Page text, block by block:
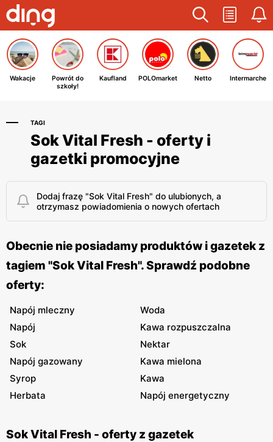
Wakacje
Powrót do
szkoły!
Kaufland POLOmarket Netto Intermarche
TAGI
Sok Vital Fresh - oferty i
gazetki promocyjne
Dodaj frazę "Sok Vital Fresh" do ulubionych, a
otrzymasz powiadomienia o nowych ofertach
Obecnie nie posiadamy produktów i gazetek z
tagiem "Sok Vital Fresh". Sprawdź podobne
oferty:
Napój mleczny
Woda
Napój
Kawa rozpuszczalna
Sok
Nektar
Napój gazowany
Kawa mielona
Syrop
Kawa
Herbata
Napój energetyczny
Sok Vital Fresh - oferty z gazetek